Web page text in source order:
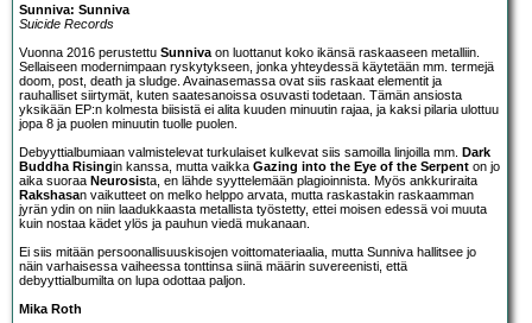
Sunniva: Sunniva
Suicide Records
Vuonna 2016 perustettu Sunniva on luottanut koko ikänsä raskaaseen metalliin.
Sellaiseen modernimpaan ryskytykseen, jonka yhteydessä käytetään mm. termejä
doom, post, death ja sludge. Avainasemassa ovat siis raskaat elementit ja
rauhalliset siirtymät, kuten saatesanoissa osuvasti todetaan. Tämän ansiosta
yksikään EP:n kolmesta biisistä ei alita kuuden minuutin rajaa, ja kaksi pilaria ulottuu
jopa 8 ja puolen minuutin tuolle puolen.
Debyyttialbumiaan valmistelevat turkulaiset kulkevat siis samoilla linjoilla mm. Dark
Buddha Risingin kanssa, mutta vaikka Gazing into the Eye of the Serpent on jo
aika suoraa Neurosista, en lähde syyttelemään plagioinnista. Myös ankkuriraita
Rakshasan vaikutteet on melko helppo arvata, mutta raskastakin raskaamman
jyrän ydin on niin laadukkaasta metallista työstetty, ettei moisen edessä voi muuta
kuin nostaa kädet ylös ja pauhun viedä mukanaan.
Ei siis mitään persoonallisuuskisojen voittomateriaalia, mutta Sunniva hallitsee jo
näin varhaisessa vaiheessa tonttinsa siinä määrin suvereenisti, että
debyyttialbumilta on lupa odottaa paljon.
Mika Roth